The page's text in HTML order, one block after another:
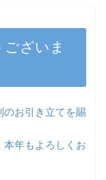
ざいま
お引き立てを賜
年もよろしくお